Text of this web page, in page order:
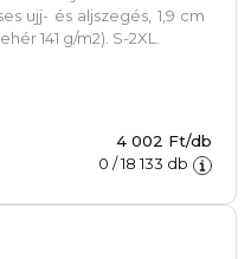
ujj- és aljszegés, 1,9 cm
141 g/m2). S-2XL.
4 002 Ft/db
0 /18 133 db